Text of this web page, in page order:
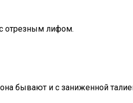
отрезным лифом.
бывают и с заниженной